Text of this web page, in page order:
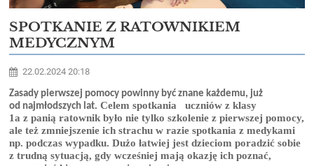
SPOTKANIE Z RATOWNIKIEM
MEDYCZNYM
22.02.2024 20:18
Zasady pierwszej pomocy powinny być znane każdemu, już
od najmłodszych lat. Celem spotkania uczniów z klasy
1a z panią ratownik było nie tylko szkolenie z pierwszej pomocy,
ale też zmniejszenie ich strachu w razie spotkania z medykami
np. podczas wypadku.Dużo łatwiej jest dzieciom poradzić sobie
z trudną sytuacją, gdy wcześniej mają okazję ich poznać,